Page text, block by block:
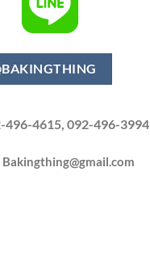
496-4615, 092-496-3994
Bakingthing@gmail.com